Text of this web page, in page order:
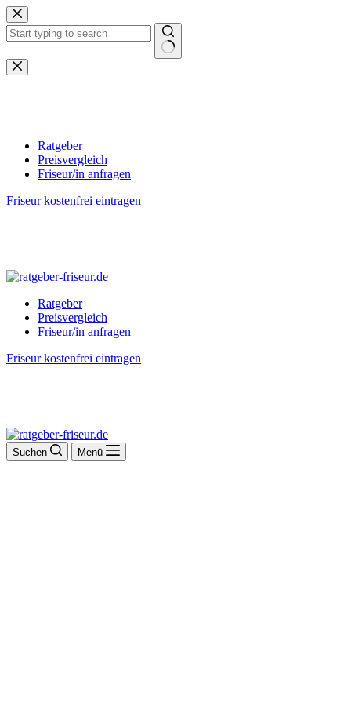
Zum
Inhalt
springen
Keine
Ergebnisse
Ratgeber
Preisvergleich
Friseur/in anfragen
Friseur kostenfrei eintragen
Ratgeber
Preisvergleich
Friseur/in anfragen
Friseur kostenfrei eintragen
Suchen Menü